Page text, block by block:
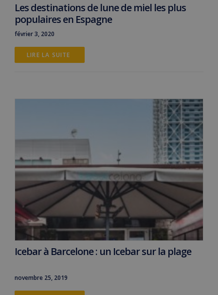
Les destinations de lune de miel les plus
populaires en Espagne
février 3, 2020
LIRE LA SUITE
Icebar à Barcelone : un Icebar sur la plage
novembre 25, 2019